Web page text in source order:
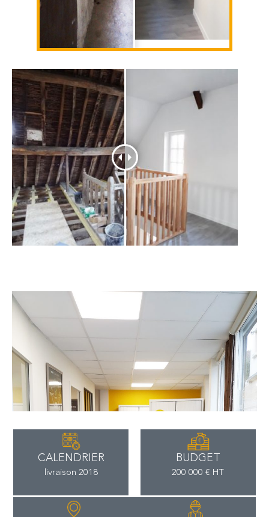
CALENDRIER
livraison 2018
BUDGET
200 000 € HT